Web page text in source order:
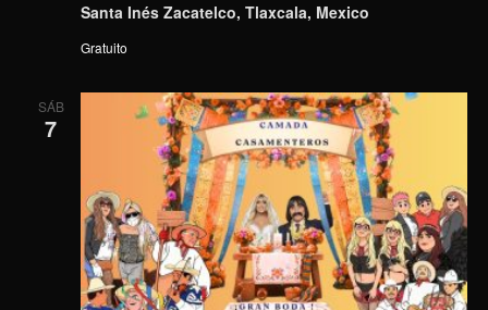
Santa Inés Zacatelco, Tlaxcala, Mexico
Gratuito
SÁB
7